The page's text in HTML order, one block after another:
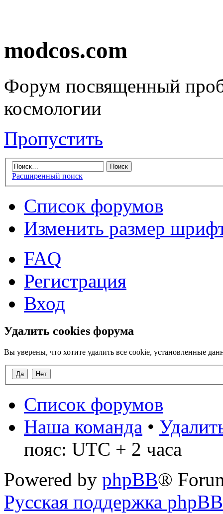
modcos.com
Форум посвященный
космологии
Пропустить
Расширенный поиск
Список форумов
Изменить размер
FAQ
Регистрация
Вход
Удалить cookies форума
Вы уверены, что хотите удалить все cookie, установленные
Список форумов
Наша команда •
пояс: UTC + 2 часа
Powered by phpBB®
Русская поддержка phpBB